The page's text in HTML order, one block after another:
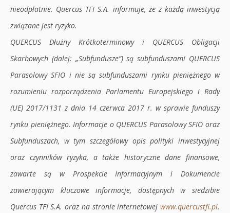
nieodpłatnie. Quercus TFI S.A. informuje, że z każdą inwestycją
związane jest ryzyko.
QUERCUS Dłużny Krótkoterminowy i QUERCUS Obligacji
Skarbowych (dalej: „Subfundusze”) są subfunduszami QUERCUS
Parasolowy SFIO i nie są subfunduszami rynku pieniężnego w
rozumieniu rozporządzenia Parlamentu Europejskiego i Rady
(UE) 2017/1131 z dnia 14 czerwca 2017 r. w sprawie funduszy
rynku pieniężnego. Informacje o QUERCUS Parasolowy SFIO oraz
Subfunduszach, w tym szczegółowy opis polityki inwestycyjnej
oraz czynników ryzyka, a także historyczne dane finansowe,
zawarte są w Prospekcie Informacyjnym i Dokumencie
zawierającym kluczowe informacje, dostępnych w siedzibie
Quercus TFI S.A. oraz na stronie internetowej www.quercustfi.pl.